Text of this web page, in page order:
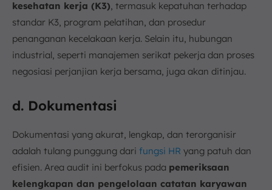
kesehatan kerja (K3), termasuk kepatuhan terhadap
standar K3, program pelatihan, dan prosedur
penanganan kecelakaan kerja. Selain itu, hubungan
industrial, seperti manajemen serikat pekerja dan proses
negosiasi perjanjian kerja bersama, juga akan ditinjau.
d. Dokumentasi
Dokumentasi yang akurat, lengkap, dan terorganisir
adalah tulang punggung dari fungsi HR yang patuh dan
efisien. Area audit ini berfokus pada pemeriksaan
kelengkapan dan pengelolaan catatan karyawan